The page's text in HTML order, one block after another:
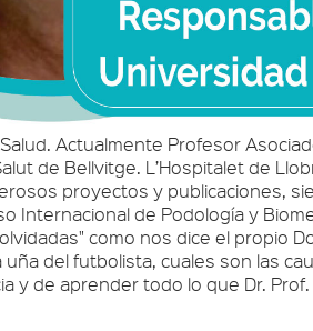
Actualmente Profesor
de Bellvitge. L’Hospitalet de
proyectos y publicaciones,
Internacional de Podología y
como nos dice el propio
del futbolista, cuales son las
de aprender todo lo que Dr.